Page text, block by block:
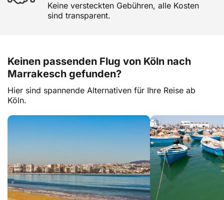
Keine versteckten Gebühren, alle Kosten
sind transparent.
Keinen passenden Flug von Köln nach
Marrakesch gefunden?
Hier sind spannende Alternativen für Ihre Reise ab
Köln.